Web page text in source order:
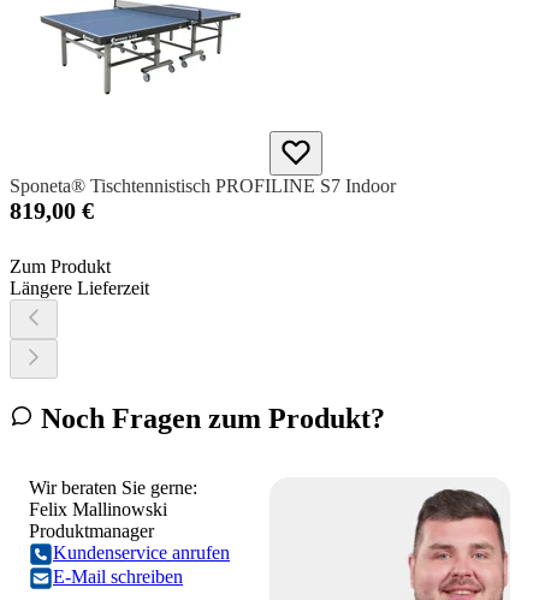
Sponeta® Tischtennistisch PROFILINE S7 Indoor
819,00 €
Zum Produkt
Längere Lieferzeit
Noch Fragen zum Produkt?
Wir beraten Sie gerne:
Felix Mallinowski
Produktmanager
Kundenservice anrufen
E-Mail schreiben